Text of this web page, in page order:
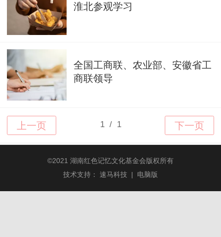
淮北参观学习
全国工商联、农业部、安徽省工
商联领导
©2021 湖南红色记忆文化基金会版权所有
技术支持： 速马科技 | 电脑版